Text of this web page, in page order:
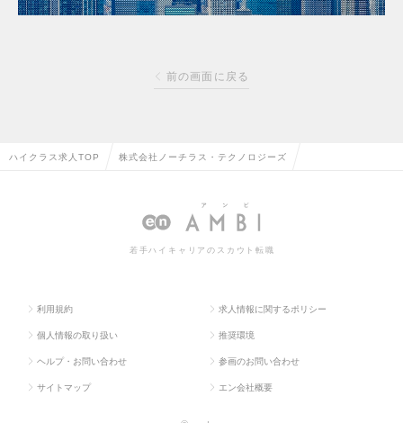
前の画面に戻る
ハイクラス求人TOP 株式会社ノーチラス・テクノロジーズ
若手ハイキャリアのスカウト転職
利用規約 求人情報に関するポリシー
個人情報の取り扱い 推奨環境
ヘルプ・お問い合わせ 参画のお問い合わせ
サイトマップ エン会社概要